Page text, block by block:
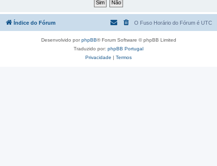
a
Índice do Fórum O Fuso Horário do Fórum é UTC
Desenvolvido porphpBB® Forum Software © phpBB Limited
Traduzido por: phpBB Portugal
Privacidade | Termos